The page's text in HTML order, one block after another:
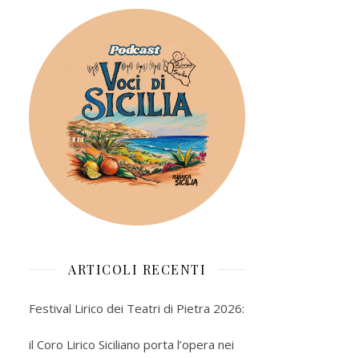
ARTICOLI RECENTI
Festival Lirico dei Teatri di Pietra 2026:
il Coro Lirico Siciliano porta l’opera nei